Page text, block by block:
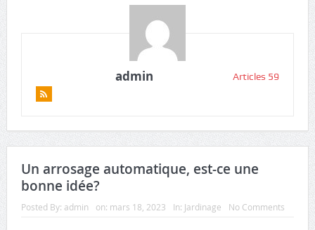
admin Articles 59
Un arrosage automatique, est-ce une
bonne idée?
Posted By: admin on: mars 18, 2023 In: Jardinage No Comments